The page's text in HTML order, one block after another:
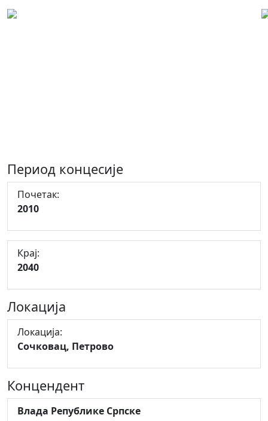
Период концесије
Почетак:
2010
Крај:
2040
Локација
Локација:
Сочковац, Петрово
Концендент
Влада Републике Српске